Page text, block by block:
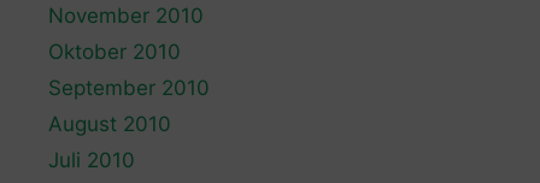
November 2010
Oktober 2010
September 2010
August 2010
Juli 2010